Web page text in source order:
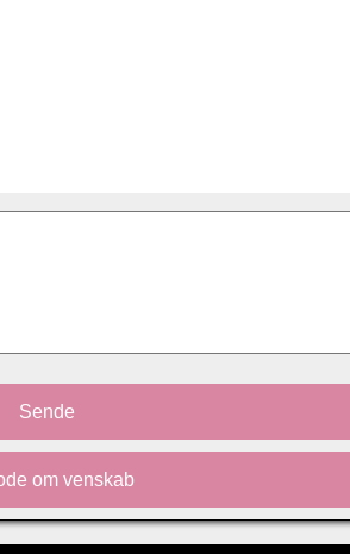
Sende
om venskab